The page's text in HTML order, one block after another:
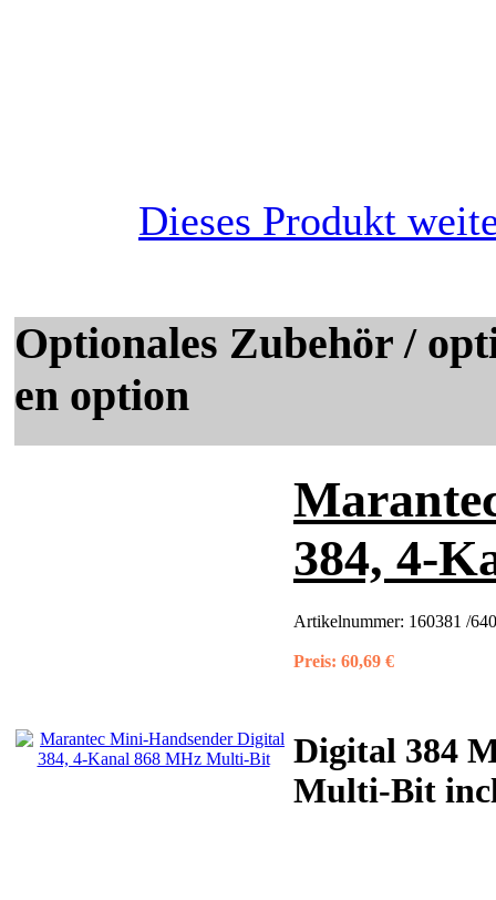
Dieses Produkt
Optionales Zubehör /
en option
384, 4-
Artikelnummer: 160381 /
Preis: 60,69 €
Digital 384
Multi-Bit